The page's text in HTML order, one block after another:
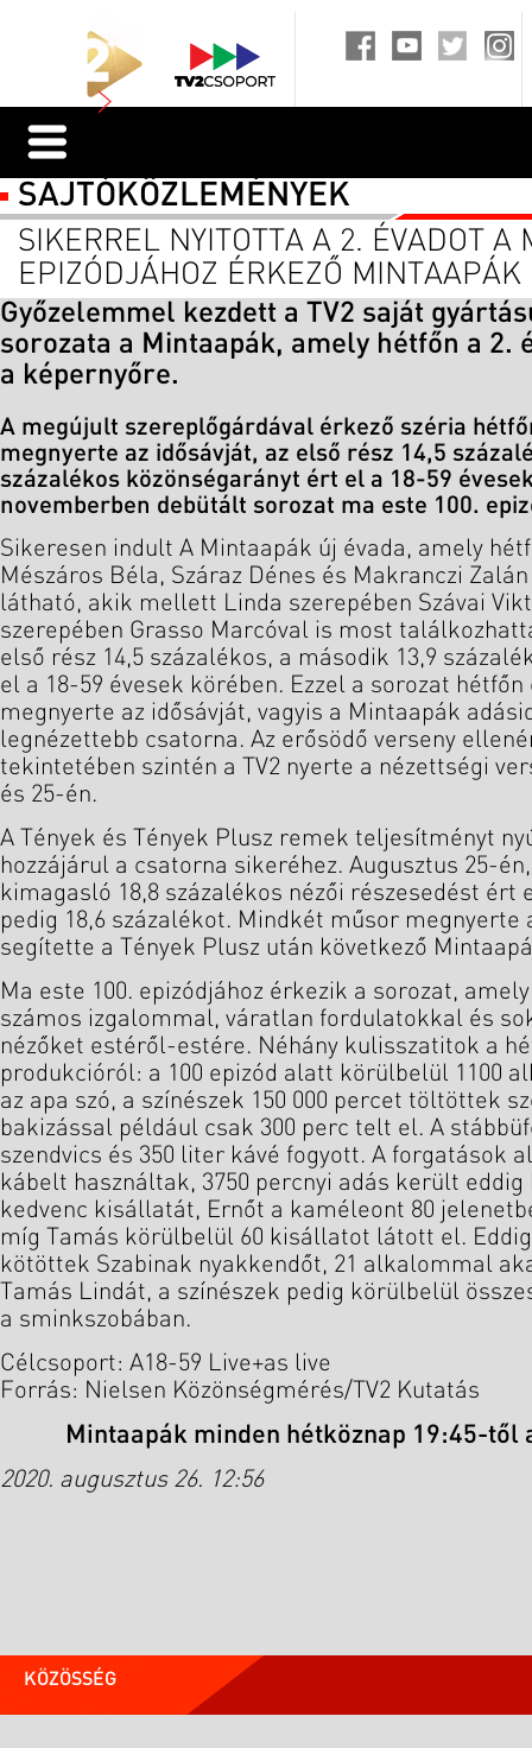
SAJTÓKÖZLEMÉNYEK
SIKERREL NYITOTTA A 2. ÉVADOT A
EPIZÓDJÁHOZ ÉRKEZŐ MINTAAPÁK
Győzelemmel kezdett a TV2 saját
sorozata a Mintaapák, amely hétfőn a 2.
a képernyőre.
A megújult szereplőgárdával érkező széria
megnyerte az idősávját, az első rész 14,5
százalékos közönségarányt ért el a 18-59
novemberben debütált sorozat ma este 100.
Sikeresen indult A Mintaapák új évada, amely
Mészáros Béla, Száraz Dénes és Makranczi
látható, akik mellett Linda szerepében Szávai
szerepében Grasso Marcóval is most
első rész 14,5 százalékos, a második 13,9
el a 18-59 évesek körében. Ezzel a sorozat hétfőn
megnyerte az idősávját, vagyis a Mintaapák
legnézettebb csatorna. Az erősödő verseny
tekintetében szintén a TV2 nyerte a nézettségi
és 25-én.
A Tények és Tények Plusz remek teljesítményt
hozzájárul a csatorna sikeréhez. Augusztus 25-
kimagasló 18,8 százalékos nézői részesedést ért
pedig 18,6 százalékot. Mindkét műsor megnyerte
segítette a Tények Plusz után következő
Ma este 100. epizódjához érkezik a sorozat,
számos izgalommal, váratlan fordulatokkal és
nézőket estéről-estére. Néhány kulisszatitok a
produkcióról: a 100 epizód alatt körülbelül 1100
az apa szó, a színészek 150 000 percet töltöttek
bakizással például csak 300 perc telt el. A
szendvics és 350 liter kávé fogyott. A forgatások
kábelt használtak, 3750 percnyi adás került
kedvenc kisállatát, Ernőt a kaméleont 80
míg Tamás körülbelül 60 kisállatot látott el.
kötöttek Szabinak nyakkendőt, 21 alkalommal
Tamás Lindát, a színészek pedig körülbelül
a sminkszobában.
Célcsoport: A18-59 Live+as live
Forrás: Nielsen Közönségmérés/TV2 Kutatás
Mintaapák minden hétköznap 19:45-től
2020. augusztus 26. 12:56
KÖZÖSSÉG